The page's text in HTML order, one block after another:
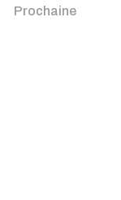
Prochaine